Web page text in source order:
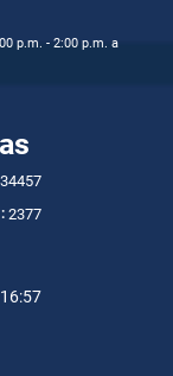
p.m. - 2:00 p.m. a
2377